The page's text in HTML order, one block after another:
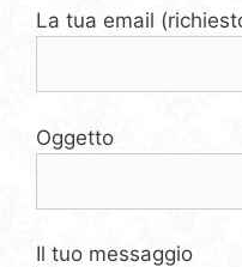
La tua email
Oggetto
Il tuo messaggio